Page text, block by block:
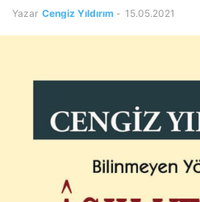
Yazar Cengiz Yıldırım - 15.05.2021